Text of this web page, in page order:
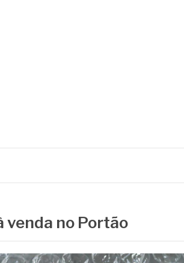
venda no Portão